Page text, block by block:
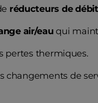
réducteurs de débit
air/eau qui
pertes thermiques.
changements de